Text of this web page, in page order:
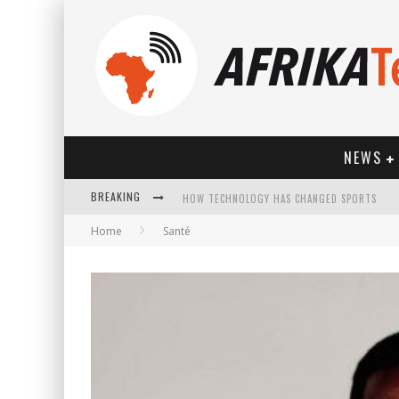
NEWS
BREAKING HOW TECHNOLOGY HAS CHANGED SPORTS
Home Santé